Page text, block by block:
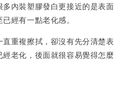
內裝塑膠發白更接近的是表面
經有一點老化感。
重複擦拭，卻沒有先分清楚表
老化，後面就很容易覺得怎麼